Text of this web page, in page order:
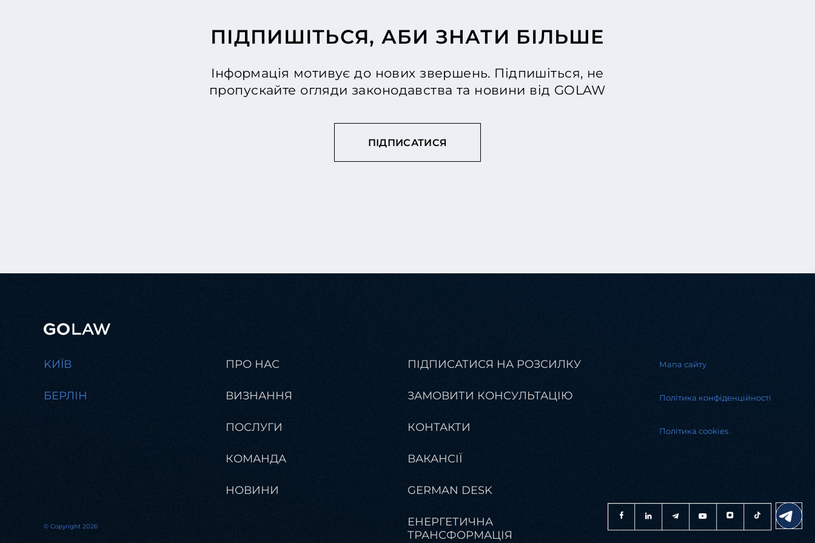
ПІДПИШІТЬСЯ, АБИ ЗНАТИ БІЛЬШЕ
Інформація мотивує до нових звершень. Підпишіться, не
пропускайте огляди законодавства та новини від GOLAW
ПІДПИСАТИСЯ
ПРО НАС
ВИЗНАННЯ
ПОСЛУГИ
КОМАНДА
НОВИНИ
ПІДПИСАТИСЯ НА РОЗСИЛКУ
ЗАМОВИТИ КОНСУЛЬТАЦІЮ
КОНТАКТИ
ВАКАНСІЇ
GERMAN DESK
ЕНЕРГЕТИЧНА
ТРАНСФОРМАЦІЯ
KИЇВ
БЕРЛІН
© Copyright 2026
Мапа сайту
Політика конфіденційності
Політика cookies